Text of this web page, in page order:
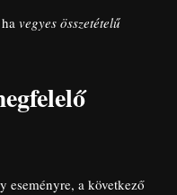
vegyes összetételű
eseményre, a következő